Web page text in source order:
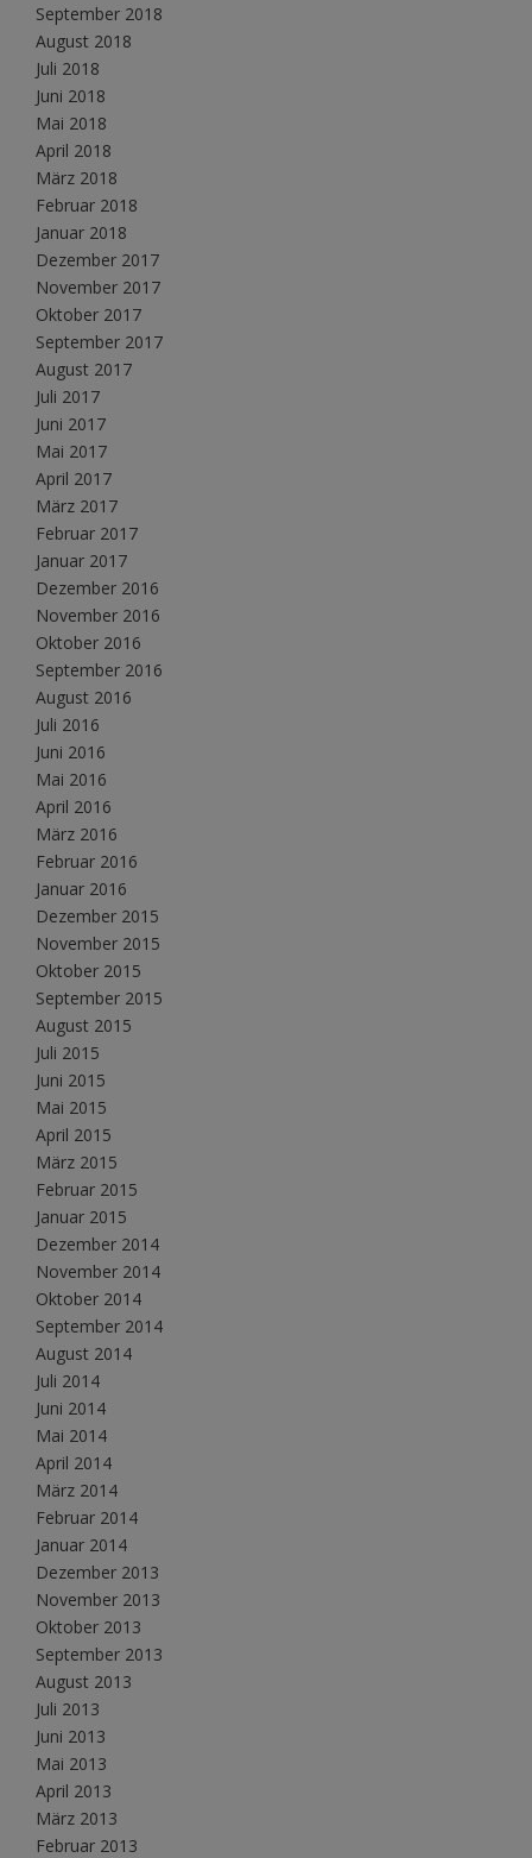
September 2018
August 2018
Juli 2018
Juni 2018
Mai 2018
April 2018
März 2018
Februar 2018
Januar 2018
Dezember 2017
November 2017
Oktober 2017
September 2017
August 2017
Juli 2017
Juni 2017
Mai 2017
April 2017
März 2017
Februar 2017
Januar 2017
Dezember 2016
November 2016
Oktober 2016
September 2016
August 2016
Juli 2016
Juni 2016
Mai 2016
April 2016
März 2016
Februar 2016
Januar 2016
Dezember 2015
November 2015
Oktober 2015
September 2015
August 2015
Juli 2015
Juni 2015
Mai 2015
April 2015
März 2015
Februar 2015
Januar 2015
Dezember 2014
November 2014
Oktober 2014
September 2014
August 2014
Juli 2014
Juni 2014
Mai 2014
April 2014
März 2014
Februar 2014
Januar 2014
Dezember 2013
November 2013
Oktober 2013
September 2013
August 2013
Juli 2013
Juni 2013
Mai 2013
April 2013
März 2013
Februar 2013